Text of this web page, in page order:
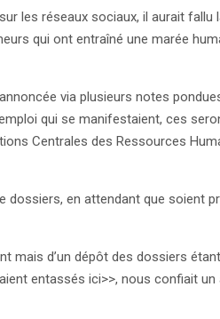
les réseaux sociaux, il aurait fallu
qui ont entraîné une marée
via plusieurs notes
qui se manifestaient, ces
Centrales des Ressources
dossiers, en attendant que soient
mais d’un dépôt des dossiers
entassés ici>>, nous confiait un